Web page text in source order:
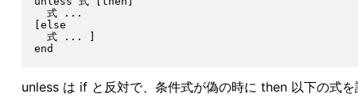
  式 ...
[else
  式 ... ]
unless は if と反対で、条件式が偽の時に then 以下の式